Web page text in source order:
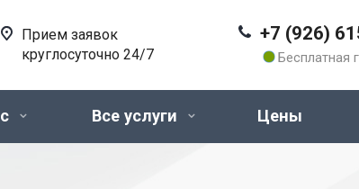
+7 (926)
Бесплатная
Прием заявок
круглосуточно 24/7
Все услуги Цены